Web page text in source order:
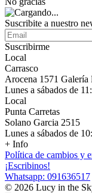
Suscribite a nuestro
Suscribirme
Local
Carrasco
Arocena 1571
Lunes a sábados de
Local
Punta Carretas
Solano Garcia 2515
Lunes a sábados de
+ Info
Política de cambios y
¡Escribinos!
Whatsapp: 091636517
© 2026 Lucy in the